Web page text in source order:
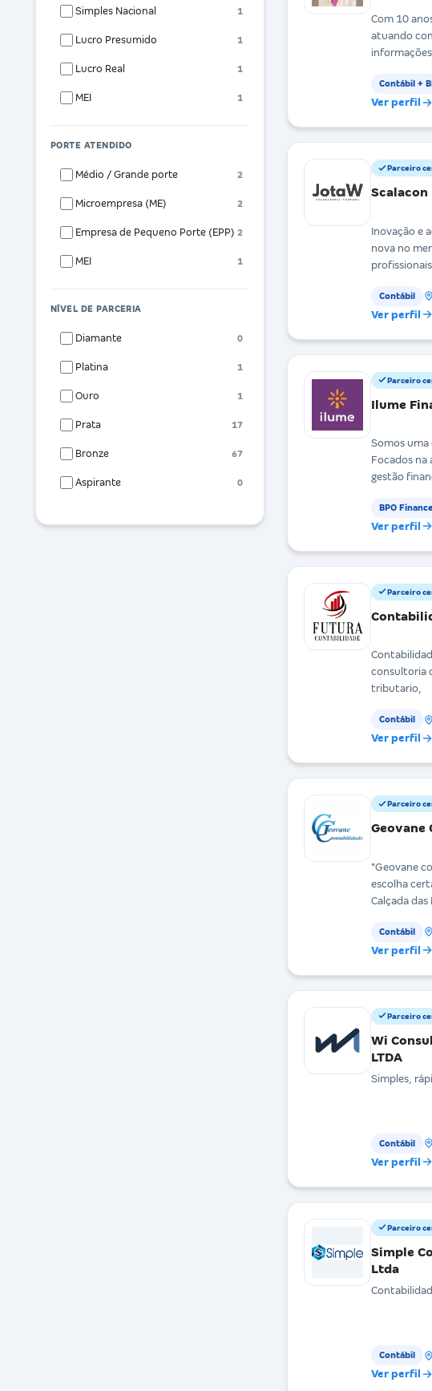
Simples Nacional 1
Lucro Presumido 1
Lucro Real 1
MEI 1
PORTE ATENDIDO
Médio / Grande porte 2
Microempresa (ME) 2
Empresa de Pequeno Porte (EPP) 2
MEI 1
NÍVEL DE PARCERIA
Diamante 0
Platina 1
Ouro 1
Prata 17
Bronze 67
Aspirante 0
Com 10
atuando
Contábil +
Ver perfil
Parceiro
Scalacon
Inovação e
nova no
Contábil
Ver perfil
Parceiro
Ilume
Somos uma
Focados na
gestão
BPO
Ver perfil
Parceiro
consultoria
tributario,
Contábil
Ver perfil
Parceiro
Geovane
"Geovane
escolha
Calçada
Contábil
Ver perfil
Parceiro
Wi
LTDA
Simples,
Contábil
Ver perfil
Parceiro
Simple
Ltda
Contábil
Ver perfil